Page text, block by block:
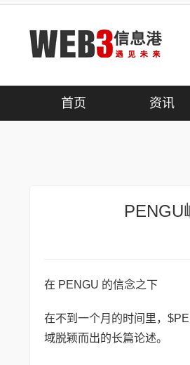
首页 资讯
PENGU
在 PENGU 的信念之下
在不到一个月的时间里，
域脱颖而出的长篇论述。